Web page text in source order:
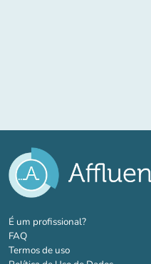
É um profissional?(novo separador)
FAQ
Termos de uso